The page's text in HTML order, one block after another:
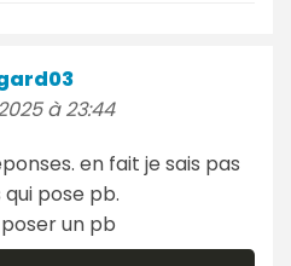
à 23:44
en fait je sais pas
pose pb.
un pb